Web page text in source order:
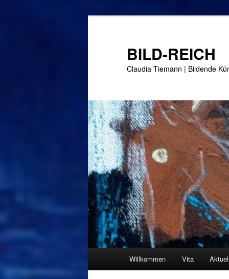
BILD-REICH
Claudia Tiemann | Bildende
Willkommen Vita